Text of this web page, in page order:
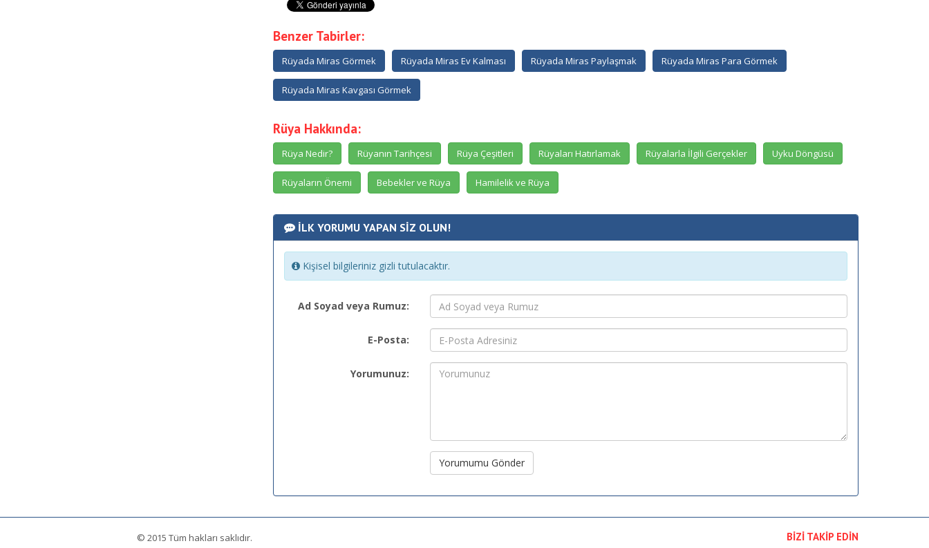
Benzer Tabirler:
Rüyada Miras Görmek Rüyada Miras Ev Kalması Rüyada Miras Paylaşmak Rüyada Miras Para Görmek
Rüyada Miras Kavgası Görmek
Rüya Hakkında:
Rüya Nedir? Rüyanın Tarihçesi Rüya Çeşitleri Rüyaları Hatırlamak Rüyalarla İlgili Gerçekler Uyku Döngüsü
Rüyaların Önemi Bebekler ve Rüya Hamilelik ve Rüya
İLK YORUMU YAPAN SİZ OLUN!
Kişisel bilgileriniz gizli tutulacaktır.
Ad Soyad veya Rumuz:
E-Posta:
Yorumunuz:
Yorumumu Gönder
© 2015 Tüm hakları saklıdır. BİZİ TAKİP EDİN